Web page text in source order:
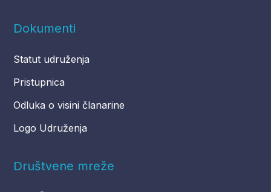
Dokumenti
Statut udruženja
Pristupnica
Odluka o visini članarine
Logo Udruženja
Društvene mreže